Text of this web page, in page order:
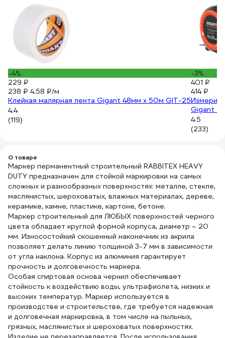
-4%
229 ₽
238 ₽ 4.58 ₽/м
Клейкая малярная лента Gigant 48мм x 50м GIT-25
4.4
(119)
-3%
401 ₽
414 ₽
Gigant
4.5
(233)
О товаре
Маркер перманентный строительный RABBITEX HEAVY
DUTY предназначен для стойкой маркировки на самых
сложных и разнообразных поверхностях: металле, стекле,
маслянистых, шероховатых, влажных материалах, дереве,
керамике, камне, пластике, картоне, бетоне.
Маркер строительный для ЛЮБЫХ поверхностей черного
цвета обладает круглой формой корпуса, диаметр – 20
мм. Износостойкий скошенный наконечник из акрила
позволяет делать линию толщиной 3-7 мм в зависимости
от угла наклона. Корпус из алюминия гарантирует
прочность и долговечность маркера.
Особая спиртовая основа чернил обеспечивает
стойкость к воздействию воды, ультрафиолета, низких и
высоких температур. Маркер используется в
производстве и строительстве, где требуется надежная
и долговечная маркировка, в том числе на пыльных,
грязных, маслянистых и шероховатых поверхностях.